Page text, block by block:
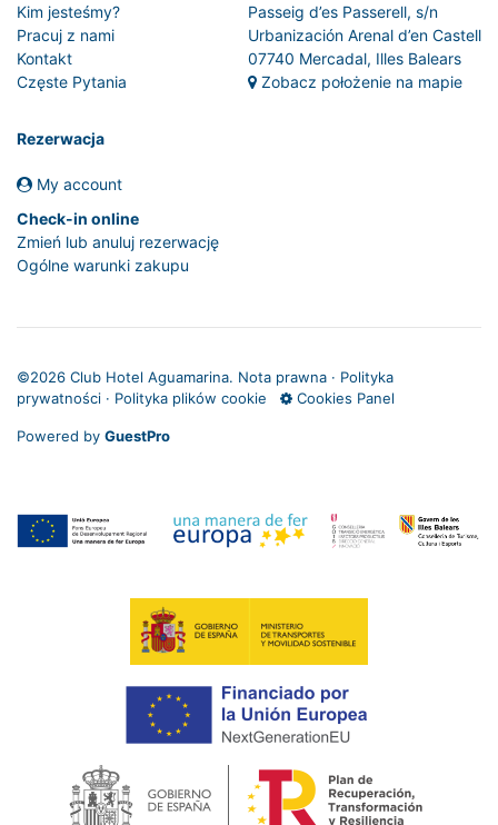
Kim jesteśmy?
Pracuj z nami
Kontakt
Częste Pytania
Passeig d’es Passerell, s/n
Urbanización Arenal d’en Castell
07740 Mercadal, Illes Balears
Zobacz położenie na mapie
Rezerwacja
My account
Check-in online
Zmień lub anuluj rezerwację
Ogólne warunki zakupu
©2026 Club Hotel Aguamarina. Nota prawna · Polityka
prywatności · Polityka plików cookie Cookies Panel
Powered by GuestPro